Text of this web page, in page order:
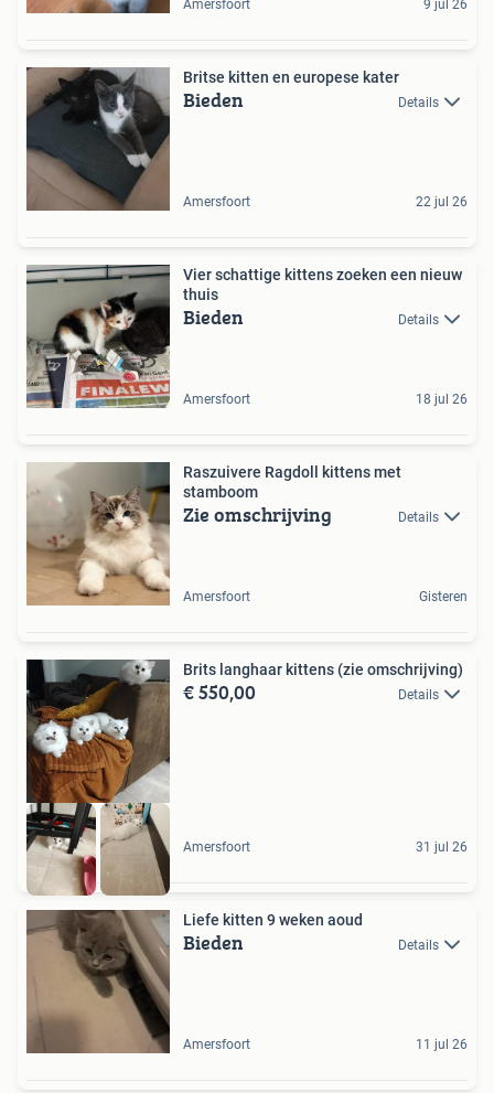
Amersfoort 9 jul 26
Britse kitten en europese kater
Bieden Details
Amersfoort 22 jul 26
Vier schattige kittens zoeken een nieuw
thuis
Bieden Details
Amersfoort 18 jul 26
Raszuivere Ragdoll kittens met
stamboom
Zie omschrijving Details
Amersfoort Gisteren
Brits langhaar kittens (zie omschrijving)
€ 550,00 Details
Amersfoort 31 jul 26
Liefe kitten 9 weken aoud
Bieden Details
Amersfoort 11 jul 26